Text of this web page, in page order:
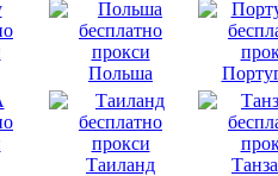
Польша
Таиланд